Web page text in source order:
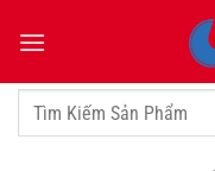
qua
dungTìm